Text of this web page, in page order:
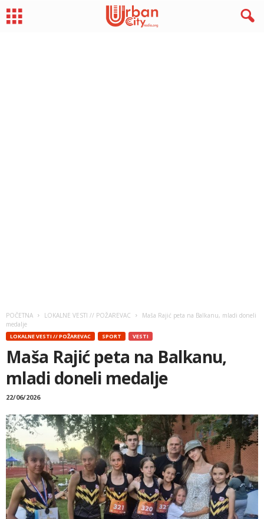
POČETNA LOKALNE VESTI // POŽAREVAC
Maša Rajić peta na Balkanu, mladi doneli
medalje
LOKALNE VESTI // POŽAREVAC SPORT VESTI
Maša Rajić peta na Balkanu,
mladi doneli medalje
22/06/2026